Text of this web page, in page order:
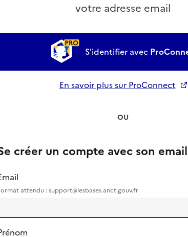
votre adresse email
S'identifier avec
En savoir plus sur ProConnect
OU
créer un compte avec son email
attendu : support@lesbases.anct.gouv.fr